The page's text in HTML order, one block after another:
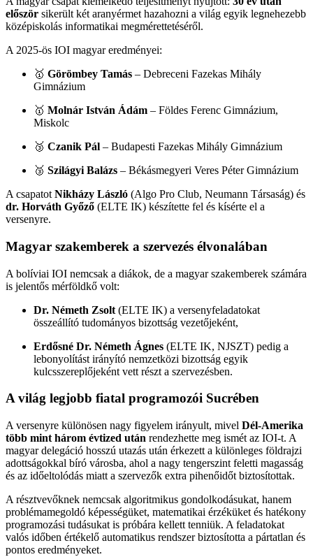
először sikerült két aranyérmet hazahozni a világ egyik legnehezebb
középiskolás informatikai megmérettetéséről.
A 2025-ös IOI magyar eredményei:
🥇 Görömbey Tamás – Debreceni Fazekas Mihály
Gimnázium
🥇 Molnár István Ádám – Földes Ferenc Gimnázium,
Miskolc
🥉 Czanik Pál – Budapesti Fazekas Mihály Gimnázium
🥉 Szilágyi Balázs – Békásmegyeri Veres Péter Gimnázium
A csapatot Nikházy László (Algo Pro Club, Neumann Társaság) és
dr. Horváth Győző (ELTE IK) készítette fel és kísérte el a
versenyre.
Magyar szakemberek a szervezés élvonalában
A bolíviai IOI nemcsak a diákok, de a magyar szakemberek számára
is jelentős mérföldkő volt:
Dr. Németh Zsolt (ELTE IK) a versenyfeladatokat
összeállító tudományos bizottság vezetőjeként,
Erdősné Dr. Németh Ágnes (ELTE IK, NJSZT) pedig a
lebonyolítást irányító nemzetközi bizottság egyik
kulcsszereplőjeként vett részt a szervezésben.
A világ legjobb fiatal programozói Sucrében
A versenyre különösen nagy figyelem irányult, mivel Dél-Amerika
több mint három évtized után rendezhette meg ismét az IOI-t. A
magyar delegáció hosszú utazás után érkezett a különleges földrajzi
adottságokkal bíró városba, ahol a nagy tengerszint feletti magasság
és az időeltolódás miatt a szervezők extra pihenőidőt biztosítottak.
A résztvevőknek nemcsak algoritmikus gondolkodásukat, hanem
problémamegoldó képességüket, matematikai érzéküket és hatékony
programozási tudásukat is próbára kellett tenniük. A feladatokat
valós időben értékelő automatikus rendszer biztosította a pártatlan és
pontos eredményeket.